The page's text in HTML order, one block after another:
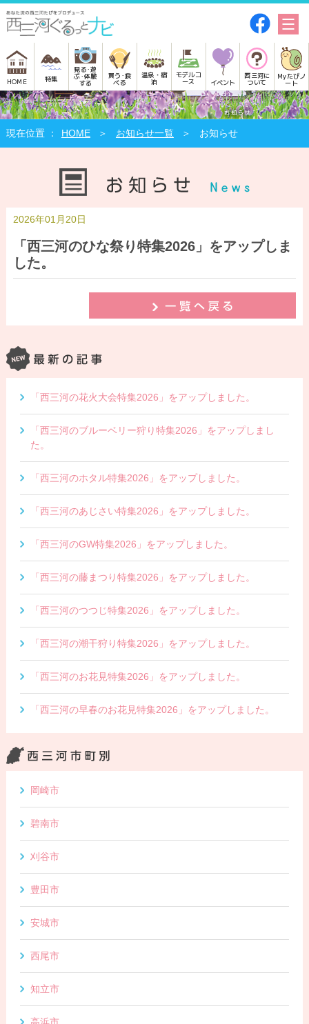
HOME 特集
見る･遊
ぶ･体験
する
買う･食
べる
温泉・宿
泊
モデルコ
ース イベント
西三河に
ついて
Myたびノ
ート
HOME お知らせ一覧 お知らせ
2026年01月20日
「西三河のひな祭り特集2026」をアップしま
した。
「西三河の花火大会特集2026」をアップしました。
「西三河のブルーベリー狩り特集2026」をアップしまし
た。
「西三河のホタル特集2026」をアップしました。
「西三河のあじさい特集2026」をアップしました。
「西三河のGW特集2026」をアップしました。
「西三河の藤まつり特集2026」をアップしました。
「西三河のつつじ特集2026」をアップしました。
「西三河の潮干狩り特集2026」をアップしました。
「西三河のお花見特集2026」をアップしました。
「西三河の早春のお花見特集2026」をアップしました。
岡崎市
碧南市
刈谷市
豊田市
安城市
西尾市
知立市